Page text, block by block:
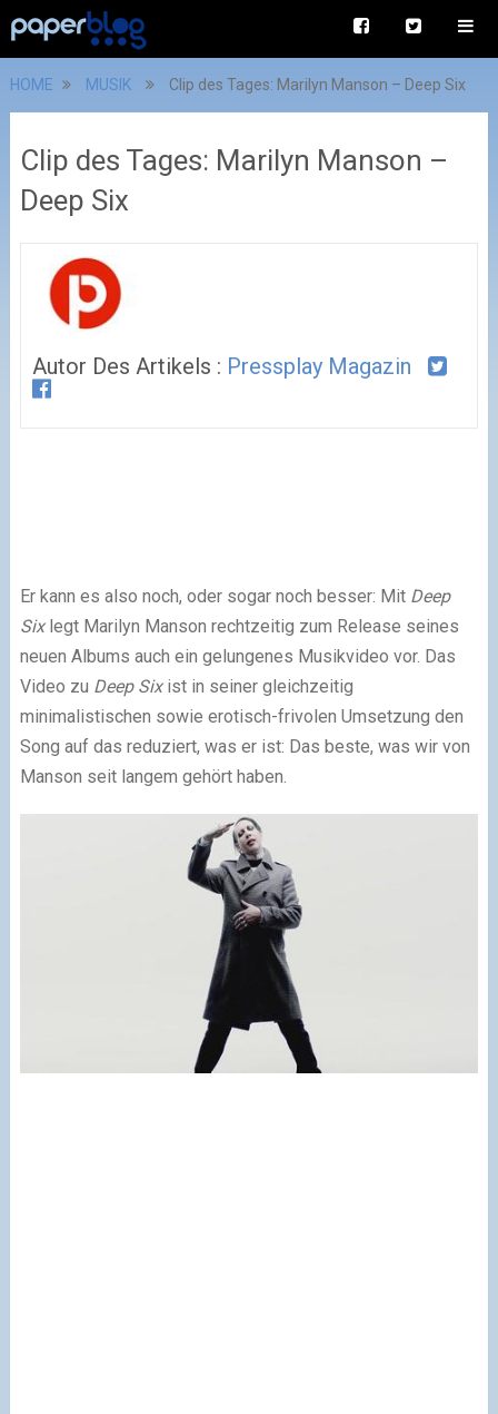
HOME MUSIK Clip des Tages: Marilyn Manson – Deep Six
Clip des Tages: Marilyn Manson –
Deep Six
Autor Des Artikels : Pressplay Magazin
Er kann es also noch, oder sogar noch besser: Mit Deep
Sixlegt Marilyn Manson rechtzeitig zum Release seines
neuen Albums auch ein gelungenes Musikvideo vor. Das
Video zu Deep Sixist in seiner gleichzeitig
minimalistischen sowie erotisch-frivolen Umsetzung den
Song auf das reduziert, was er ist: Das beste, was wir von
Manson seit langem gehört haben.